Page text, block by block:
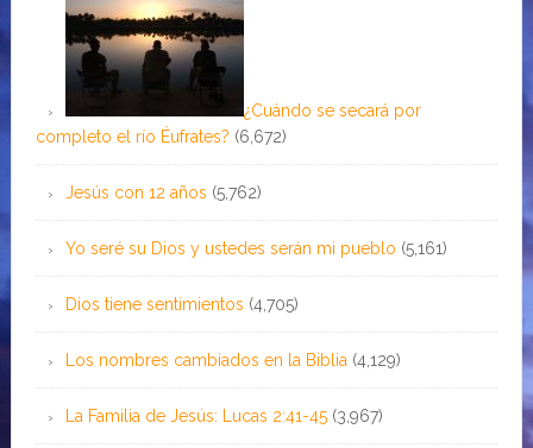
¿Cuándo se secará por
completo el río Éufrates? (6,672)
Jesús con 12 años (5,762)
Yo seré su Dios y ustedes serán mi pueblo (5,161)
Dios tiene sentimientos (4,705)
Los nombres cambiados en la Biblia (4,129)
La Familia de Jesús: Lucas 2:41-45 (3,967)